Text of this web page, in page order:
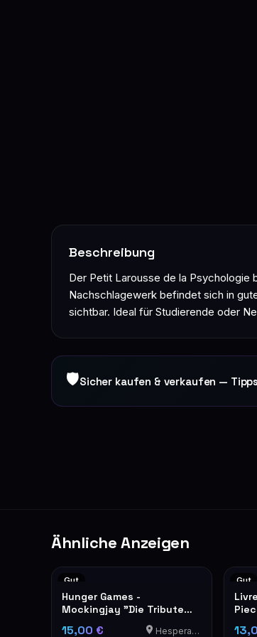
Beschreibung
Der Petit Larousse de la Psychologie
Nachschlagewerk befindet sich in
sichtbar. Ideal für Studierende oder
🛡Sicher kaufen & verkaufen —
Ähnliche Anzeigen
Gut
Hunger Games -
Mockingjay "Die Tribute
von Panem" en allemand
15,00 € Hesperange
Gut